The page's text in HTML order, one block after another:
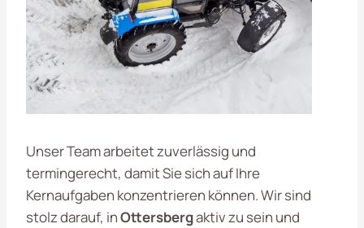
Unser Team arbeitet zuverlässig und
termingerecht, damit Sie sich auf Ihre
Kernaufgaben konzentrieren können. Wir sind
stolz darauf, inOttersbergaktiv zu sein und